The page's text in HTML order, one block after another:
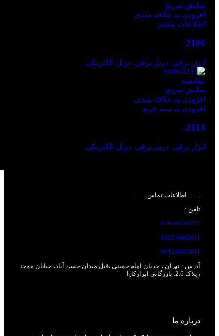
نمایش سریع
افزودن به علاقه مندی
اطلاعات بیشتر
2106
ابزار برقی دریل برقی دریل الکتریکی
مقايسه
نمایش سریع
افزودن به علاقه مندی
افزودن به سبد خرید
2113
ابزار برقی دریل برقی دریل الکتریکی
____اطلاعات تماس____
تلفن :
021-66764752
0935-8402611
0912-8402611
آدرس : تهران ، خیابان امام خمینی ،قبل میدان حسن آباد، خیابان موحد
، پلاک 2.6، بازرگانی ابزارکارا
درباره ما